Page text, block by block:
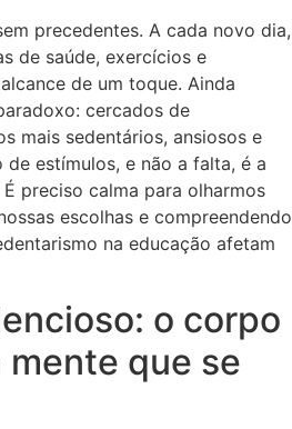
precedentes. A cada novo dia,
de saúde, exercícios e
de um toque. Ainda
cercados de
mais sedentários, ansiosos e
estímulos, e não a falta, é a
preciso calma para olharmos
escolhas e compreendendo
na educação afetam
o corpo
mente que se